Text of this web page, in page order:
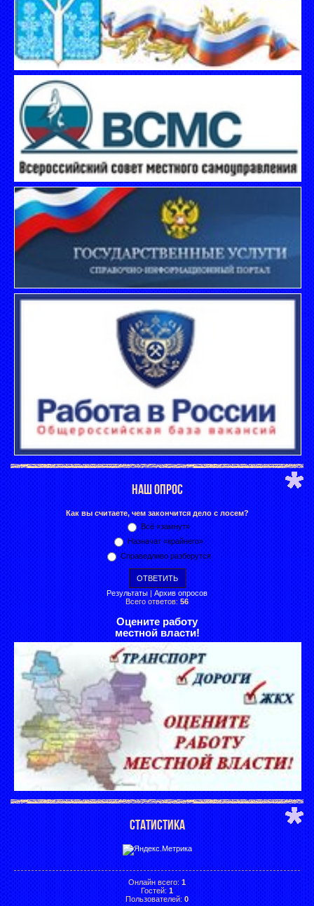
НАШ ОПРОС
Как вы считаете, чем закончится дело с лосем?
Всё «замнут»
Назначат «крайнего»
Справедливо разберутся
Результаты | Архив опросов
Всего ответов: 56
Оцените работу
местной власти!
СТАТИСТИКА
Онлайн всего: 1
Гостей: 1
Пользователей: 0